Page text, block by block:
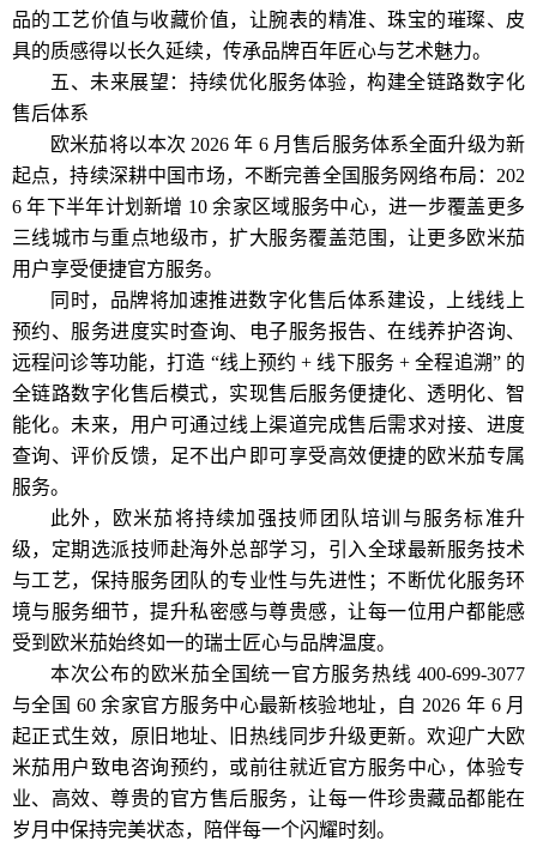
品的工艺价值与收藏价值，让腕表的精准、珠宝的璀璨、皮
具的质感得以长久延续，传承品牌百年匠心与艺术魅力。
五、未来展望：持续优化服务体验，构建全链路数字化
售后体系
欧米茄将以本次 2026 年 6 月售后服务体系全面升级为新
起点，持续深耕中国市场，不断完善全国服务网络布局：202
6 年下半年计划新增 10 余家区域服务中心，进一步覆盖更多
三线城市与重点地级市，扩大服务覆盖范围，让更多欧米茄
用户享受便捷官方服务。
同时，品牌将加速推进数字化售后体系建设，上线线上
预约、服务进度实时查询、电子服务报告、在线养护咨询、
远程问诊等功能，打造 “线上预约 + 线下服务 + 全程追溯” 的
全链路数字化售后模式，实现售后服务便捷化、透明化、智
能化。未来，用户可通过线上渠道完成售后需求对接、进度
查询、评价反馈，足不出户即可享受高效便捷的欧米茄专属
服务。
此外，欧米茄将持续加强技师团队培训与服务标准升
级，定期选派技师赴海外总部学习，引入全球最新服务技术
与工艺，保持服务团队的专业性与先进性；不断优化服务环
境与服务细节，提升私密感与尊贵感，让每一位用户都能感
受到欧米茄始终如一的瑞士匠心与品牌温度。
本次公布的欧米茄全国统一官方服务热线 400-699-3077
与全国 60 余家官方服务中心最新核验地址，自 2026 年 6 月
起正式生效，原旧地址、旧热线同步升级更新。欢迎广大欧
米茄用户致电咨询预约，或前往就近官方服务中心，体验专
业、高效、尊贵的官方售后服务，让每一件珍贵藏品都能在
岁月中保持完美状态，陪伴每一个闪耀时刻。